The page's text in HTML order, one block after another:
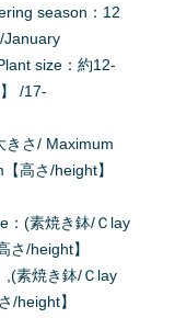
season：12
January
size：約12-
/17-
きさ/ Maximum
高さ/height】
：(素焼き鉢/Ｃlay
さ/height】
,(素焼き鉢/Ｃlay
/height】